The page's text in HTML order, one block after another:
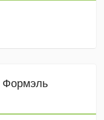
Формэль